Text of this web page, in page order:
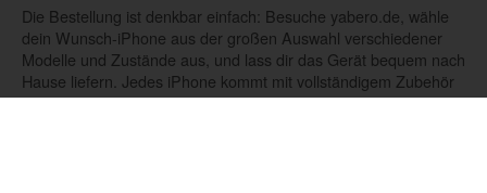
Die Bestellung ist denkbar einfach: Besuche yabero.de, wähle
dein Wunsch-iPhone aus der großen Auswahl verschiedener
Modelle und Zustände aus, und lass dir das Gerät bequem nach
Hause liefern. Jedes iPhone kommt mit vollständigem Zubehör
und ist sofort einsatzbereit.